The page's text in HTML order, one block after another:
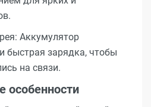
Аккумулятор
быстрая зарядка, чтобы
на связи.
особенности